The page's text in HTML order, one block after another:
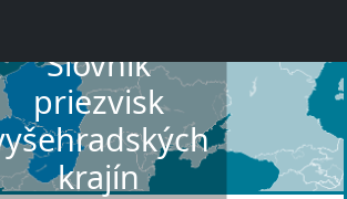
Slovník
priezvisk
krajín